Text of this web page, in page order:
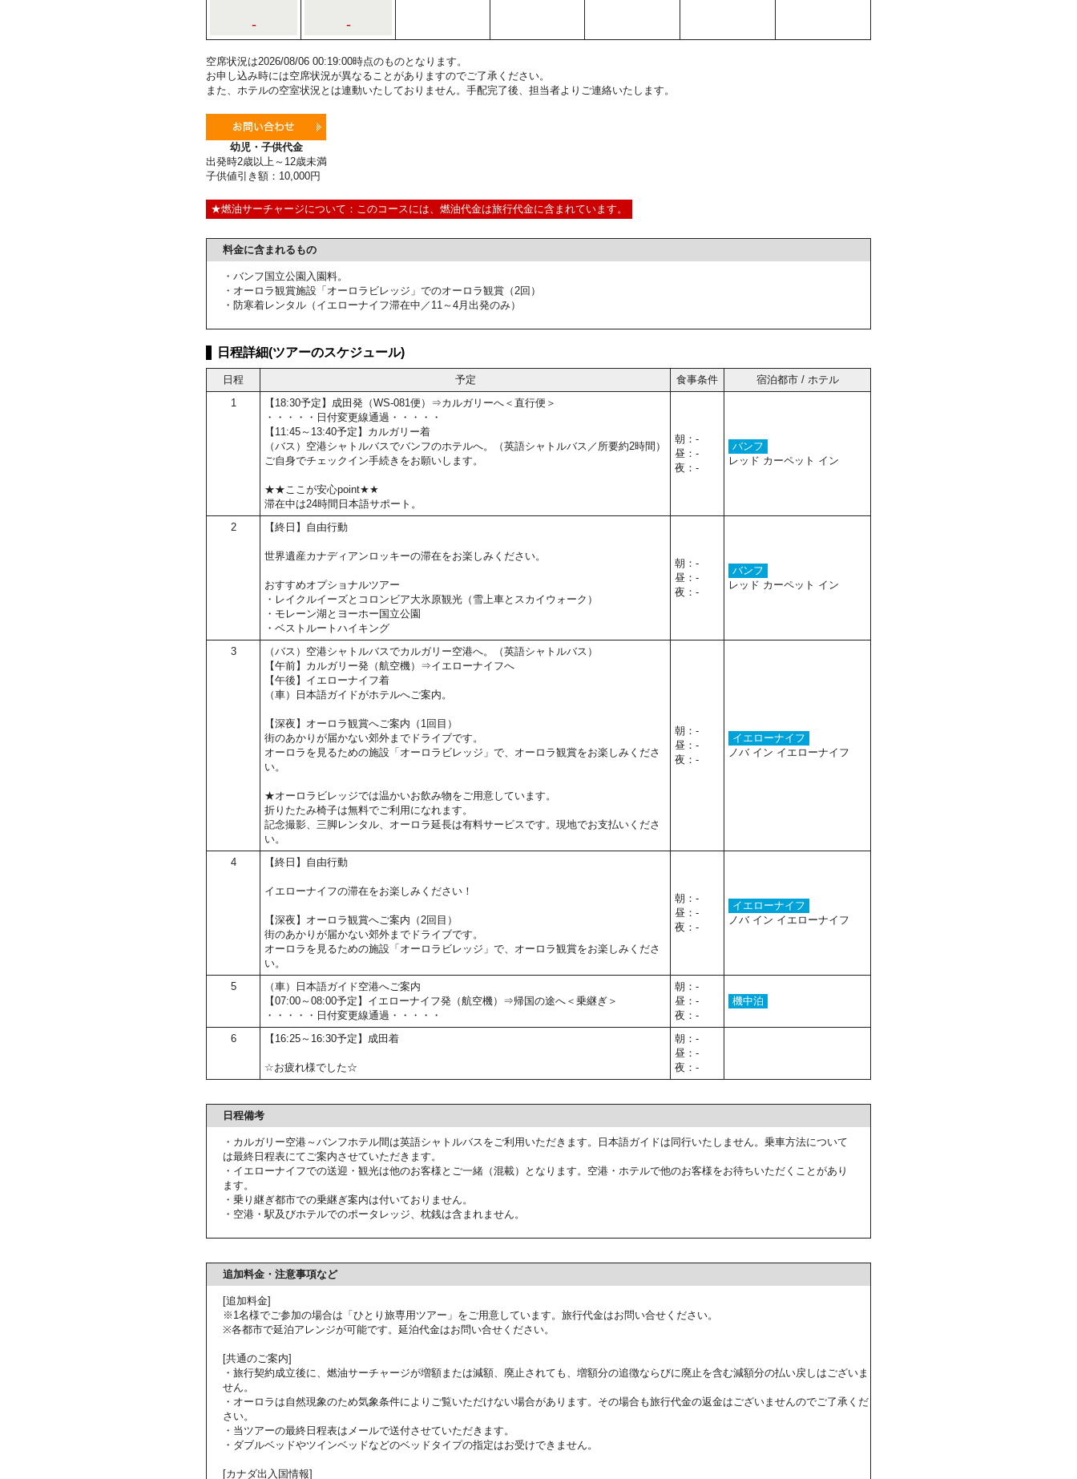
- -
空席状況は2026/08/06 00:19:00時点のものとなります。
お申し込み時には空席状況が異なることがありますのでご了承ください。
また、ホテルの空室状況とは連動いたしておりません。手配完了後、担当者よりご連絡いたします。
幼児・子供代金
出発時2歳以上～12歳未満
子供値引き額：10,000円
★燃油サーチャージについて：このコースには、燃油代金は旅行代金に含まれています。
料金に含まれるもの
・バンフ国立公園入園料。
・オーロラ観賞施設「オーロラビレッジ」でのオーロラ観賞（2回）
・防寒着レンタル（イエローナイフ滞在中／11～4月出発のみ）
日程詳細(ツアーのスケジュール)
日程 予定 食事条件
宿泊都市 / ホテル
1
【18:30予定】成田発（WS-081便）⇒カルガリーへ＜直行便＞
・・・・・日付変更線通過・・・・・
【11:45～13:40予定】カルガリー着
（バス）空港シャトルバスでバンフのホテルへ。（英語シャトルバス／所要約2時間）
ご自身でチェックイン手続きをお願いします。
★★ここが安心point★★
滞在中は24時間日本語サポート。
朝：-
昼：-
夜：-
バンフ
レッド カーペット イン
2 【終日】自由行動
世界遺産カナディアンロッキーの滞在をお楽しみください。
おすすめオプショナルツアー
・レイクルイーズとコロンビア大氷原観光（雪上車とスカイウォーク）
・モレーン湖とヨーホー国立公園
・ベストルートハイキング
朝：-
昼：-
夜：-
バンフ
レッド カーペット イン
3
（バス）空港シャトルバスでカルガリー空港へ。（英語シャトルバス）
【午前】カルガリー発（航空機）⇒イエローナイフへ
【午後】イエローナイフ着
（車）日本語ガイドがホテルへご案内。
【深夜】オーロラ観賞へご案内（1回目）
街のあかりが届かない郊外までドライブです。
オーロラを見るための施設「オーロラビレッジ」で、オーロラ観賞をお楽しみくださ
い。
★オーロラビレッジでは温かいお飲み物をご用意しています。
折りたたみ椅子は無料でご利用になれます。
記念撮影、三脚レンタル、オーロラ延長は有料サービスです。現地でお支払いくださ
い。
朝：-
昼：-
夜：-
イエローナイフ
ノバ イン イエローナイフ
4 【終日】自由行動
イエローナイフの滞在をお楽しみください！
【深夜】オーロラ観賞へご案内（2回目）
街のあかりが届かない郊外までドライブです。
オーロラを見るための施設「オーロラビレッジ」で、オーロラ観賞をお楽しみくださ
い。
朝：-
昼：-
夜：-
イエローナイフ
ノバ イン イエローナイフ
5
（車）日本語ガイド空港へご案内
【07:00～08:00予定】イエローナイフ発（航空機）⇒帰国の途へ＜乗継ぎ＞
・・・・・日付変更線通過・・・・・
朝：-
昼：-
夜：-
機中泊
6 【16:25～16:30予定】成田着
☆お疲れ様でした☆
朝：-
昼：-
夜：-
日程備考
・カルガリー空港～バンフホテル間は英語シャトルバスをご利用いただきます。日本語ガイドは同行いたしません。乗車方法について
は最終日程表にてご案内させていただきます。
・イエローナイフでの送迎・観光は他のお客様とご一緒（混載）となります。空港・ホテルで他のお客様をお待ちいただくことがあり
ます。
・乗り継ぎ都市での乗継ぎ案内は付いておりません。
・空港・駅及びホテルでのポータレッジ、枕銭は含まれません。
追加料金・注意事項など
[追加料金]
※1名様でご参加の場合は「ひとり旅専用ツアー」をご用意しています。旅行代金はお問い合せください。
※各都市で延泊アレンジが可能です。延泊代金はお問い合せください。
[共通のご案内]
・旅行契約成立後に、燃油サーチャージが増額または減額、廃止されても、増額分の追徴ならびに廃止を含む減額分の払い戻しはございま
せん。
・オーロラは自然現象のため気象条件によりご覧いただけない場合があります。その場合も旅行代金の返金はございませんのでご了承くだ
さい。
・当ツアーの最終日程表はメールで送付させていただきます。
・ダブルベッドやツインベッドなどのベッドタイプの指定はお受けできません。
[カナダ出入国情報]